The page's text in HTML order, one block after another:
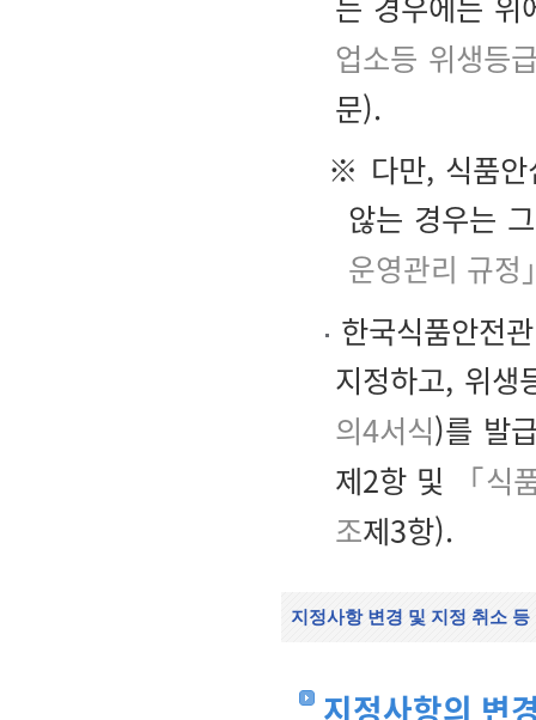
업소등 위생등
문).
※ 다만, 식품안
않는 경우는
운영관리 규정
한국식품안전
지정하고, 위생
의4서식)를 발
제2항 및
「
조제3항).
지정사항 변경 및 지정 취소 등
지정사항의 변